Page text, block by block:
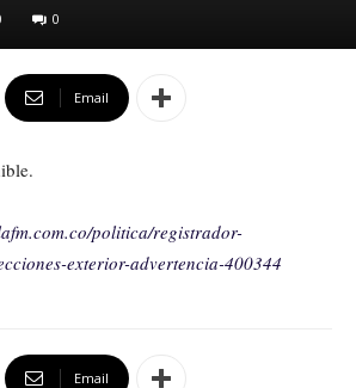
0
Email
politica/registrador-
exterior-advertencia-400344
Email